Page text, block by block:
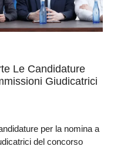
Le Candidature
Giudicatrici
per la nomina a
del concorso